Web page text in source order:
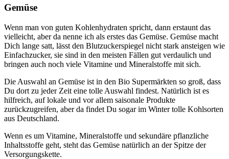
Gemüse
Wenn man von guten Kohlenhydraten spricht, dann erstaunt das
vielleicht, aber da nenne ich als erstes das Gemüse. Gemüse macht
Dich lange satt, lässt den Blutzuckerspiegel nicht stark ansteigen wie
Einfachzucker, sie sind in den meisten Fällen gut verdaulich und
bringen auch noch viele Vitamine und Mineralstoffe mit sich.
Die Auswahl an Gemüse ist in den Bio Supermärkten so groß, dass
Du dort zu jeder Zeit eine tolle Auswahl findest. Natürlich ist es
hilfreich, auf lokale und vor allem saisonale Produkte
zurückzugreifen, aber da findet Du sogar im Winter tolle Kohlsorten
aus Deutschland.
Wenn es um Vitamine, Mineralstoffe und sekundäre pflanzliche
Inhaltsstoffe geht, steht das Gemüse natürlich an der Spitze der
Versorgungskette.